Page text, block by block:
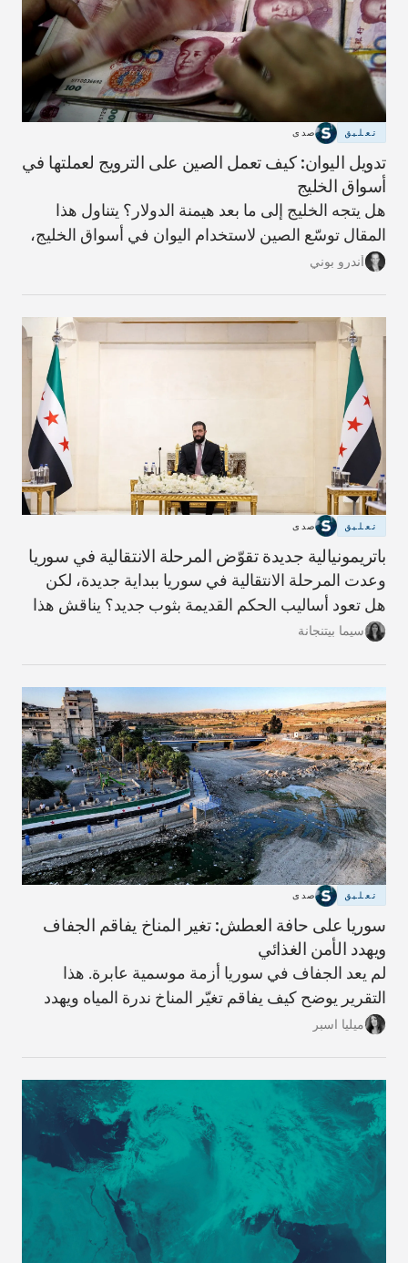
تعليق صدى
تدويل اليوان: كيف تعمل الصين على الترويج لعملتها في
أسواق الخليج
هل يتجه الخليج إلى ما بعد هيمنة الدولار؟ يتناول هذا
المقال توسّع الصين لاستخدام اليوان في أسواق الخليج،
وما الذي يعنيه ذلك لمستقبل النظام المالي الإقليمي،
أندرو بوني
تعليق صدى
باتريمونيالية جديدة تقوّض المرحلة الانتقالية في سوريا
وعدت المرحلة الانتقالية في سوريا ببداية جديدة، لكن
هل تعود أساليب الحكم القديمة بثوب جديد؟ يناقش هذا
المقال مؤشرات ذلك وما يلزم لبناء دولة أكثر شفافية
سيما بيتنجانة
تعليق صدى
سوريا على حافة العطش: تغير المناخ يفاقم الجفاف
ويهدد الأمن الغذائي
لم يعد الجفاف في سوريا أزمة موسمية عابرة. هذا
التقرير يوضح كيف يفاقم تغيّر المناخ ندرة المياه ويهدد
الزراعة والأمن الغذائي، وما الحلول المطروحة لتفادي
ميليا اسبر